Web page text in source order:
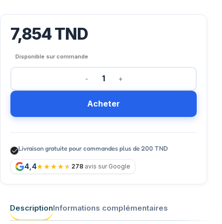
7,854TND
Disponible sur commande
Acheter
Livraison gratuite pour commandes plus de 200 TND
4,4 278 avis sur Google
DescriptionInformations complémentaires